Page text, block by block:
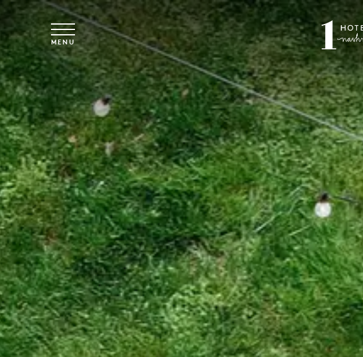
Vai al contenuto principale
MENU